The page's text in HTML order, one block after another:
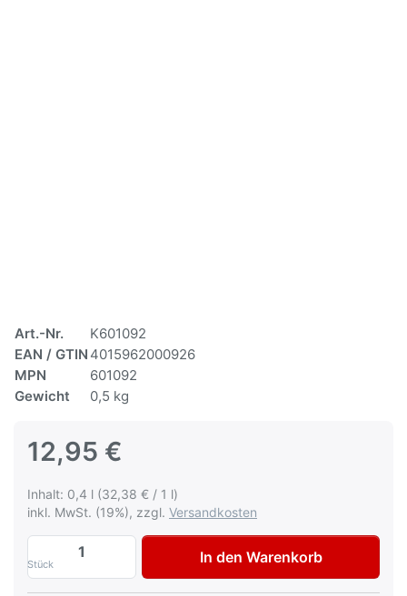
Art.-Nr.
K601092
EAN / GTIN 4015962000926
MPN
601092
Gewicht
0,5 kg
12,95 €
Inhalt: 0,4 l (32,38 € / 1 l)
inkl. MwSt. (19%), zzgl. Versandkosten
Stück
Multona Autolack für Mitsubishi A75
In den Warenkorb